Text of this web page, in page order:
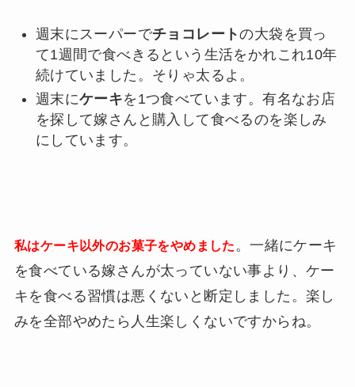
週末にスーパーでチョコレートの大袋を買っ
て1週間で食べきるという生活をかれこれ10年
続けていました。そりゃ太るよ。
週末にケーキを1つ食べています。有名なお店
を探して嫁さんと購入して食べるのを楽しみ
にしています。
私はケーキ以外のお菓子をやめました 。一緒にケーキ
を食べている嫁さんが太っていない事より、ケー
キを食べる習慣は悪くないと断定しました。楽し
みを全部やめたら人生楽しくないですからね。